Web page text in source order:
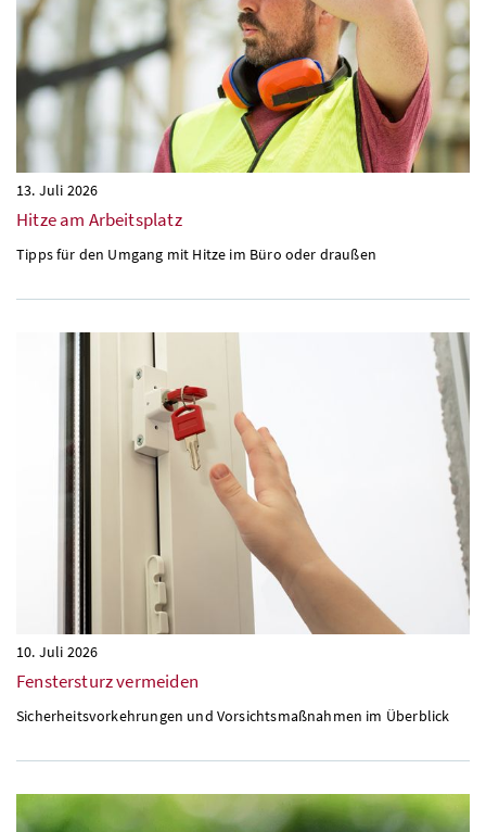
13. Juli 2026
Hitze am Arbeitsplatz
Tipps für den Umgang mit Hitze im Büro oder draußen
10. Juli 2026
Fenstersturz vermeiden
Sicherheitsvorkehrungen und Vorsichtsmaßnahmen im Überblick